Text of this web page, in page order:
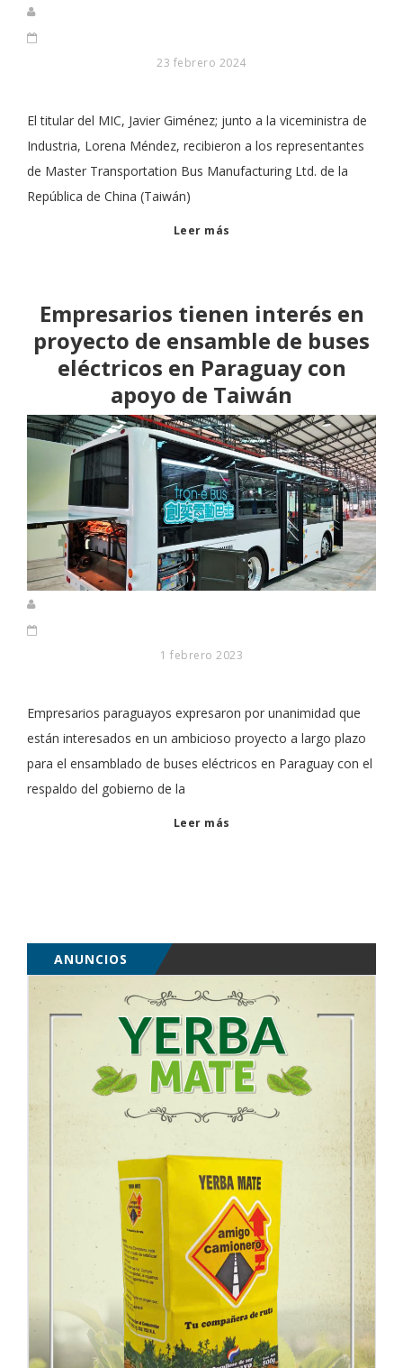
23 febrero 2024
El titular del MIC, Javier Giménez; junto a la viceministra de
Industria, Lorena Méndez, recibieron a los representantes
de Master Transportation Bus Manufacturing Ltd. de la
República de China (Taiwán)
Leer más
Empresarios tienen interés en
proyecto de ensamble de buses
eléctricos en Paraguay con
apoyo de Taiwán
1 febrero 2023
Empresarios paraguayos expresaron por unanimidad que
están interesados en un ambicioso proyecto a largo plazo
para el ensamblado de buses eléctricos en Paraguay con el
respaldo del gobierno de la
Leer más
ANUNCIOS